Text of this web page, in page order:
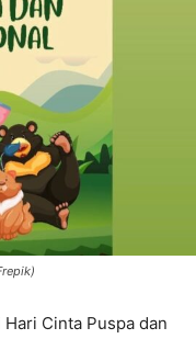
Cinta Puspa dan